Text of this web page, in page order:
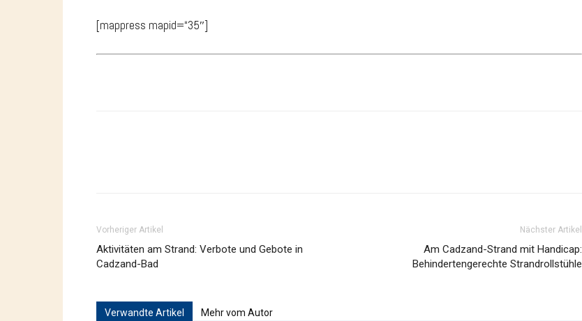
[mappress mapid=“35″]
Vorheriger Artikel
Aktivitäten am Strand: Verbote und Gebote in
Cadzand-Bad
Nächster Artikel
Am Cadzand-Strand mit Handicap:
Behindertengerechte Strandrollstühle
Verwandte Artikel Mehr vom Autor